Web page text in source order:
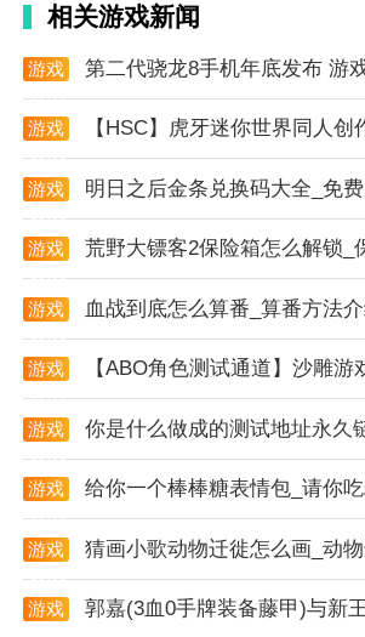
新手进阶
1. 新手玩家可以先从简单的关卡开始
作和解谜技巧。
2. 学会观察和分析关卡中的线索，合
谜题。
3. 在面对丧尸追击时，保持冷静，利
躲避攻击。
4. 不断尝试和总结经验，提高自己的
相关游戏新闻
游戏
第二代骁龙8手机年底发布 游
游戏
【HSC】虎牙迷你世界同人
游戏
明日之后金条兑换码大全_免
游戏
荒野大镖客2保险箱怎么解锁_
游戏
血战到底怎么算番_算番方法
游戏
【ABO角色测试通道】沙雕游
游戏
你是什么做成的测试地址永久
游戏
给你一个棒棒糖表情包_请你
游戏
猜画小歌动物迁徙怎么画_动
游戏
郭嘉(3血0手牌装备藤甲)与新